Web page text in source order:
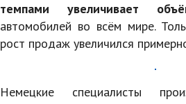
темпами увеличивает
автомобилей во всём мире.
рост продаж увеличился
Немецкие специалисты